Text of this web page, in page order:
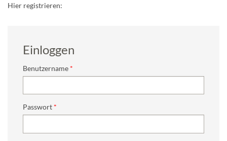
Hier registrieren:
Einloggen
Benutzername
Passwort